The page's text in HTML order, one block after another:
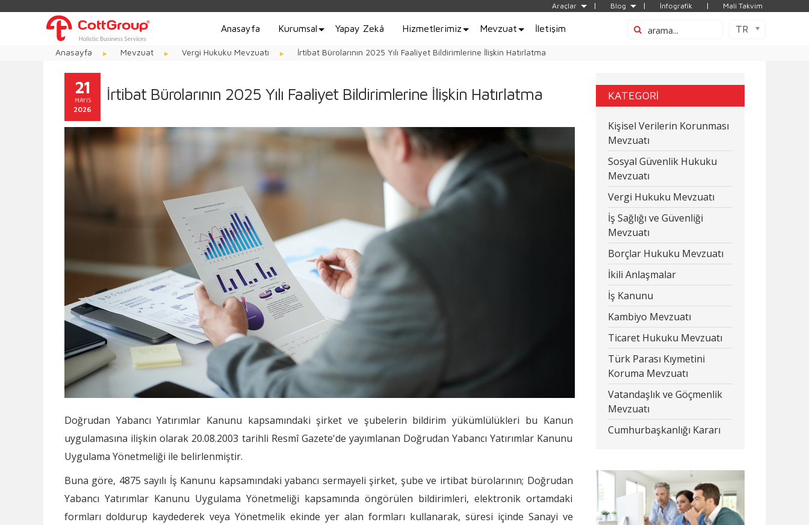
Araçlar Blog İnfografik Mali Takvim
Anasayfa Kurumsal Yapay Zekâ Hizmetlerimiz Mevzuat İletişim TR
Anasayfa Mevzuat Vergi Hukuku Mevzuatı İrtibat Bürolarının 2025 Yılı Faaliyet Bildirimlerine İlişkin Hatırlatma
21
MAYIS
2026
İrtibat Bürolarının 2025 Yılı Faaliyet Bildirimlerine İlişkin Hatırlatma
Doğrudan Yabancı Yatırımlar Kanunu kapsamındaki şirket ve şubelerin bildirim yükümlülükleri bu Kanun
uygulamasına ilişkin olarak 20.08.2003 tarihli Resmî Gazete'de yayımlanan Doğrudan Yabancı Yatırımlar Kanunu
Uygulama Yönetmeliği ile belirlenmiştir.
Buna göre, 4875 sayılı İş Kanunu kapsamındaki yabancı sermayeli şirket, şube ve irtibat bürolarının; Doğrudan
Yabancı Yatırımlar Kanunu Uygulama Yönetmeliği kapsamında öngörülen bildirimleri, elektronik ortamdaki
formları doldurup kaydederek veya Yönetmelik ekinde yer alan formları kullanarak, süresi içinde Sanayi ve
KATEGORİ
Kişisel Verilerin Korunması
Mevzuatı
Sosyal Güvenlik Hukuku
Mevzuatı
Vergi Hukuku Mevzuatı
İş Sağlığı ve Güvenliği
Mevzuatı
Borçlar Hukuku Mevzuatı
İkili Anlaşmalar
İş Kanunu
Kambiyo Mevzuatı
Ticaret Hukuku Mevzuatı
Türk Parası Kıymetini
Koruma Mevzuatı
Vatandaşlık ve Göçmenlik
Mevzuatı
Cumhurbaşkanlığı Kararı